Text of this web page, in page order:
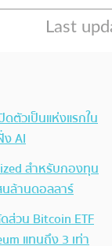
ตัวเป็นแห่งแรกใน
AI
สำหรับกองทุน
นล้านดอลลาร์
วน Bitcoin ETF
แทนถึง 3 เท่า